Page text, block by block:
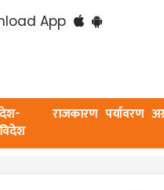
App
देश-
विदेश
राजकारण पर्यावरण